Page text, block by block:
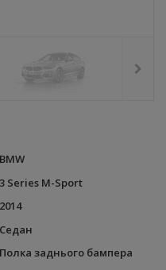
BMW
3 Series M-Sport
2014
Седан
Полка заднього бампера